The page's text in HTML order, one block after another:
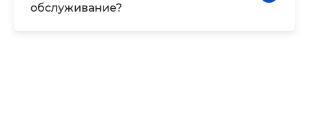
обслуживание?